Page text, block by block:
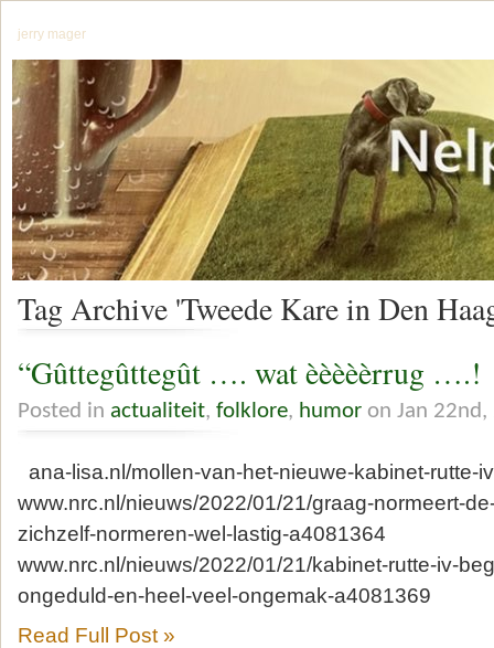
jerry mager
Tag Archive 'Tweede Kare in Den
“Gûttegûttegût …. wat èèèèèrrug ….!
Posted in actualiteit, folklore, humor on Jan 22nd,
ana-lisa.nl/mollen-van-het-nieuwe-kabinet-
www.nrc.nl/nieuws/2022/01/21/graag-normeert-
zichzelf-normeren-wel-lastig-a4081364
www.nrc.nl/nieuws/2022/01/21/kabinet-rutte-iv-
ongeduld-en-heel-veel-ongemak-a4081369
Read Full Post »